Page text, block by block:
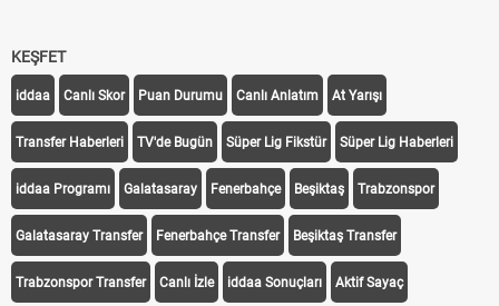
KEŞFET
iddaa Canlı Skor Puan Durumu Canlı Anlatım At Yarışı
Transfer Haberleri TV'de Bugün Süper Lig Fikstür Süper Lig Haberleri
iddaa Programı Galatasaray Fenerbahçe Beşiktaş Trabzonspor
Galatasaray Transfer Fenerbahçe Transfer Beşiktaş Transfer